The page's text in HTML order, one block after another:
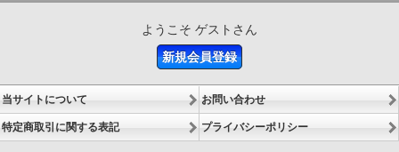
ようこそ ゲストさん
新規会員登録
当サイトについて お問い合わせ
特定商取引に関する表記 プライバシーポリシー